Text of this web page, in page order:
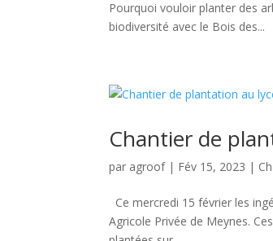
Pourquoi vouloir planter des
biodiversité avec le Bois des...
Chantier de
par agroof| Fév 15, 2023 |
Ce mercredi 15 février les
Agricole Privée de Meynes.